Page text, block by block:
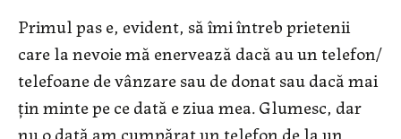
Primul pas e, evident, să îmi întreb prietenii
care la nevoie mă enervează dacă au un telefon/
telefoane de vânzare sau de donat sau dacă mai
țin minte pe ce dată e ziua mea. Glumesc, dar
nu o dată am cumpărat un telefon de la un